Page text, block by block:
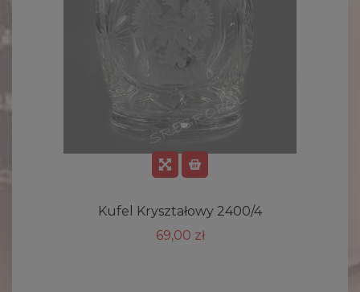
Kufel Kryształowy 2400/4
69,00 zł